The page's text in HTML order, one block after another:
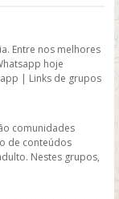
Entre nos melhores
hoje
| Links de grupos
Só os melhores
agora porque os
os grupos
na rede sociais
porque é tudo de
inteiro e também
entre em
comunidades
de conteúdos
Nestes grupos,
e